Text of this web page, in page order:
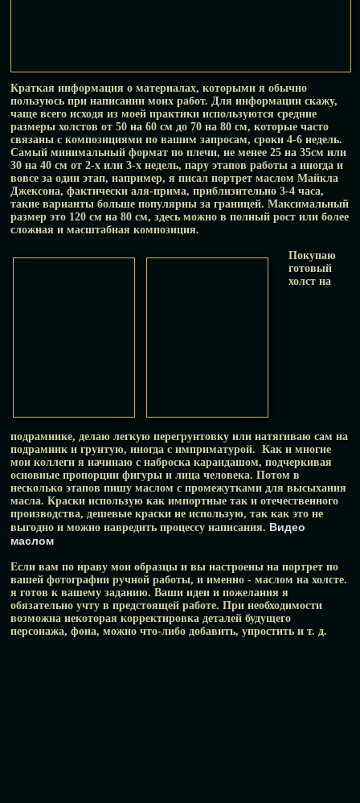
Краткая информация о материалах, которыми я обычно
пользуюсь при написании моих работ. Для информации скажу,
чаще всего исходя из моей практики используются средние
размеры холстов от 50 на 60 см до 70 на 80 см, которые часто
связаны с композициями по вашим запросам, сроки 4-6 недель.
Самый минимальный формат по плечи, не менее 25 на 35см или
30 на 40 см от 2-х или 3-х недель, пару этапов работы а иногда и
вовсе за один этап, например, я писал портрет маслом Майкла
Джексона, фактически аля-прима, приблизительно 3-4 часа,
такие варианты больше популярны за границей. Максимальный
размер это 120 см на 80 см, здесь можно в полный рост или более
сложная и масштабная композиция.
Покупаю
готовый
холст на
подрамнике, делаю легкую перегрунтовку или натягиваю сам на
подрамник и грунтую, иногда с имприматурой. Как и многие
мои коллеги я начинаю с наброска карандашом, подчеркивая
основные пропорции фигуры и лица человека. Потом в
несколько этапов пишу маслом с промежутками для высыхания
масла. Краски использую как импортные так и отечественного
производства, дешевые краски не использую, так как это не
выгодно и можно навредить процессу написания. Видео
маслом
Если вам по нраву мои образцы и вы настроены на портрет по
вашей фотографии ручной работы, и именно - маслом на холсте.
я готов к вашему заданию. Ваши идеи и пожелания я
обязательно учту в предстоящей работе. При необходимости
возможна некоторая корректировка деталей будущего
персонажа, фона, можно что-либо добавить, упростить и т. д.